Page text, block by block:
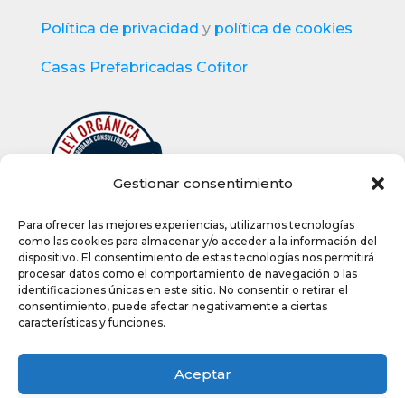
Gestionar consentimiento
Para ofrecer las mejores experiencias, utilizamos tecnologías
como las cookies para almacenar y/o acceder a la información del
dispositivo. El consentimiento de estas tecnologías nos permitirá
procesar datos como el comportamiento de navegación o las
identificaciones únicas en este sitio. No consentir o retirar el
consentimiento, puede afectar negativamente a ciertas
características y funciones.
Aceptar
Política de privacidad y política de cookies
Casas Prefabricadas Cofitor
Ctra. de Soria, km 9 (Pol. El Juncal) –